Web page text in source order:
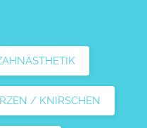
/ KNIRSCHEN